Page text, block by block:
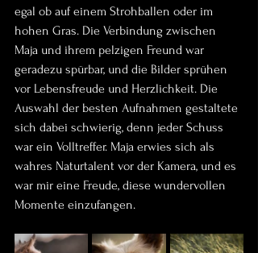
egal ob auf einem Strohballen oder im
hohen Gras. Die Verbindung zwischen
Maja und ihrem pelzigen Freund war
geradezu spürbar, und die Bilder sprühen
vor Lebensfreude und Herzlichkeit. Die
Auswahl der besten Aufnahmen gestaltete
sich dabei schwierig, denn jeder Schuss
war ein Volltreffer. Maja erwies sich als
wahres Naturtalent vor der Kamera, und es
war mir eine Freude, diese wundervollen
Momente einzufangen.